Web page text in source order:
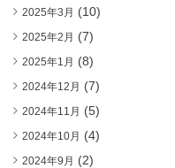
2025年3月 (10)
2025年2月 (7)
2025年1月 (8)
2024年12月 (7)
2024年11月 (5)
2024年10月 (4)
2024年9月 (2)